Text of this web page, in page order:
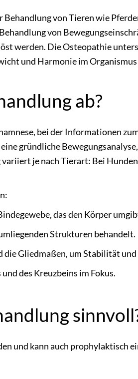
von Tieren wie
von
werden. Die Osteopathie
und Harmonie im Organismus
ab?
bei der Informationen
gründliche
je nach Tierart: Bei
das den Körper
Strukturen behandelt.
die Gliedmaßen, um Stabilität
des Kreuzbeins im Fokus.
und kann auch prophylaktisch